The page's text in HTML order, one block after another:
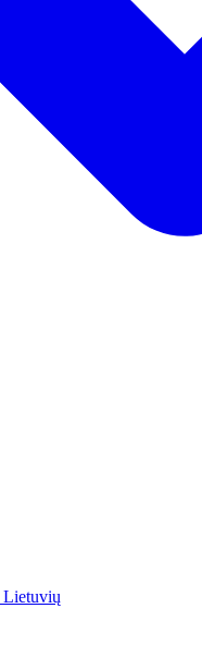
Lietuvių